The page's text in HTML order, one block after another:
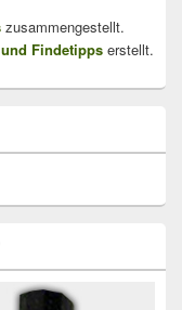
zusammengestellt.
Findetipps erstellt.